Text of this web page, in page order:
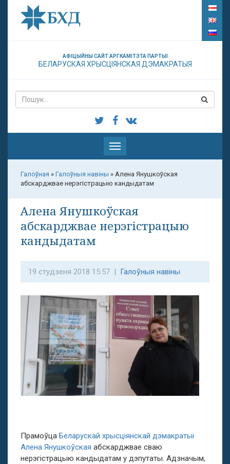
АФІЦЫЙНЫ САЙТ АРГКАМІТЭТА ПАРТЫІ
БЕЛАРУСКАЯ ХРЫСЦІЯНСКАЯ ДЭМАКРАТЫЯ
Паказаць
меню
Галоўная » Галоўныя навіны » Алена Янушкоўская
абскарджвае нерэгістрацыю кандыдатам
Алена Янушкоўская
абскарджвае нерэгістрацыю
кандыдатам
19 студзеня 2018 15:57 | Галоўныя навіны
Прамоўца Беларускай хрысціянскай дэмакратыі
Алена Янушкоўская абскарджвае сваю
нерэгістрацыю кандыдатам у дэпутаты. Адзначым,